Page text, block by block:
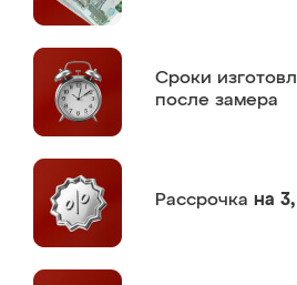
Сроки
после замера
Рассрочка на